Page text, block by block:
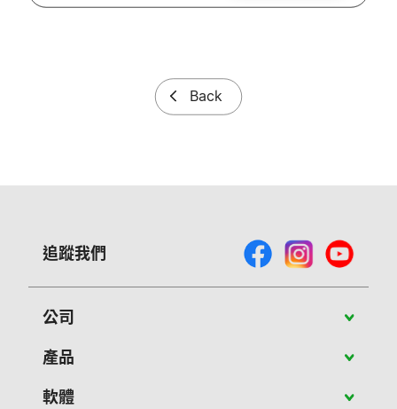
Back
追蹤我們
公司
關於Vivitek
產品
攜帶型投影機
軟體